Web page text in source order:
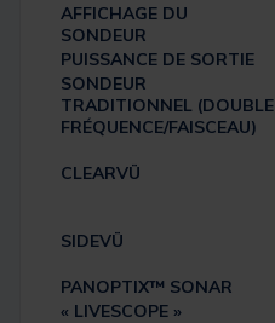
AFFICHAGE DU
SONDEUR
PUISSANCE DE SORTIE
SONDEUR
TRADITIONNEL (DOUBLE
FRÉQUENCE/FAISCEAU)
CLEARVÜ
SIDEVÜ
PANOPTIX™ SONAR
« LIVESCOPE »